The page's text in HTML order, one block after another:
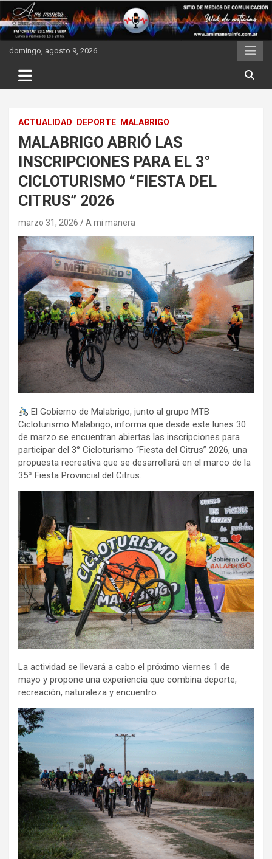
to
content
domingo, agosto 9, 2026
ACTUALIDAD DEPORTE MALABRIGO
MALABRIGO ABRIÓ LAS
INSCRIPCIONES PARA EL 3°
CICLOTURISMO “FIESTA DEL
CITRUS” 2026
marzo 31, 2026 A mi manera
El Gobierno de Malabrigo, junto al grupo MTB
Cicloturismo Malabrigo, informa que desde este lunes 30
de marzo se encuentran abiertas las inscripciones para
participar del 3° Cicloturismo “Fiesta del Citrus” 2026, una
propuesta recreativa que se desarrollará en el marco de la
35ª Fiesta Provincial del Citrus.
La actividad se llevará a cabo el próximo viernes 1 de
mayo y propone una experiencia que combina deporte,
recreación, naturaleza y encuentro.